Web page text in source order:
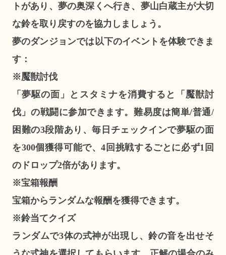
トがあり、夢の奥深くへ行き、夢山白蔵主が大切
な鈴を取り戻すのを協力しましょう。
夢のダンジョンでは以下のイベントを体験できま
す：
※魘獣討伐
「夢駆の面」とスタミナを消費すると「魘獣討
伐」の戦闘に参加できます。難易度は簡単/普通/
困難の3段階あり、毎日チェックインで夢駆の面
を300個獲得可能で、4回挑戦するごとに必ず1回
のドロップ2倍があります。
※宝箱報酬
宝箱からランダムな報酬を獲得できます。
※鈴当てクイズ
ランダムで3体の式神が出現し、鈴の音を出せそ